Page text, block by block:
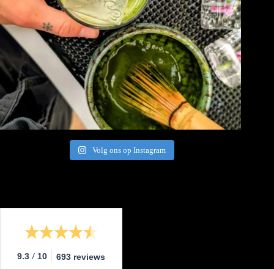
Volg ons op Instagram
9.3 / 10 693 reviews